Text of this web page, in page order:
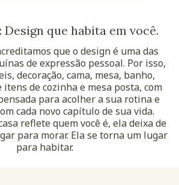
Design que habita em você.
que o design é uma das
de expressão pessoal. Por isso,
decoração, cama, mesa, banho,
de cozinha e mesa posta, com
para acolher a sua rotina e
cada novo capítulo de sua vida.
reflete quem você é, ela deixa de
para morar. Ela se torna um lugar
para habitar.